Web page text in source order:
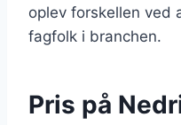
oplev forskellen ved
fagfolk i branchen.
Pris på